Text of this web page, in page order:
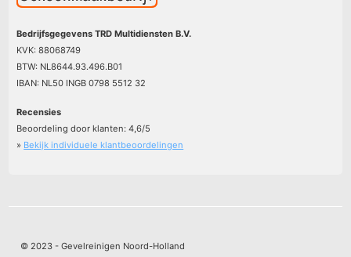
Bedrijfsgegevens TRD Multidiensten B.V.
KVK: 88068749
BTW: NL8644.93.496.B01
IBAN: NL50 INGB 0798 5512 32
Recensies
Beoordeling door klanten:4,6/5
» Bekijk individuele klantbeoordelingen
© 2023 - Gevelreinigen Noord-Holland